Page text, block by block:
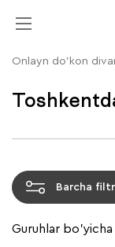
Onlayn do'kon
Barcha
Guruhlar bo'yicha